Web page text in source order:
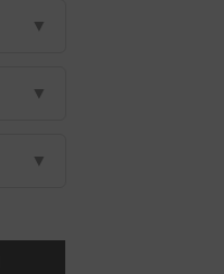
▼
▼
▼